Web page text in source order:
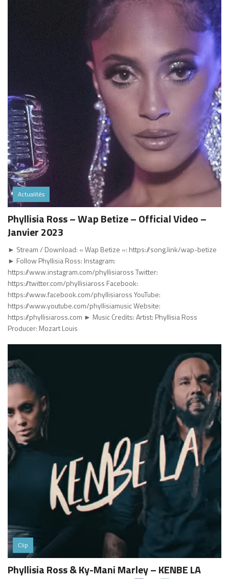
Actualités
Phyllisia Ross – Wap Betize – Official Video –
Janvier 2023
► Stream / Download: « Wap Betize »: https://song.link/wap-betize
► Follow Phyllisia Ross: Instagram:
https://www.instagram.com/phyllisiaross Twitter:
https://twitter.com/phyllisiaross Facebook:
https://www.facebook.com/phyllisiaross YouTube:
https://www.youtube.com/phyllisiamusic Website:
https://phyllisiaross.com ► Music Credits: Artist: Phyllisia Ross
Producer: Mozart Louis
Clip
Phyllisia Ross & Ky-Mani Marley – KENBE LA